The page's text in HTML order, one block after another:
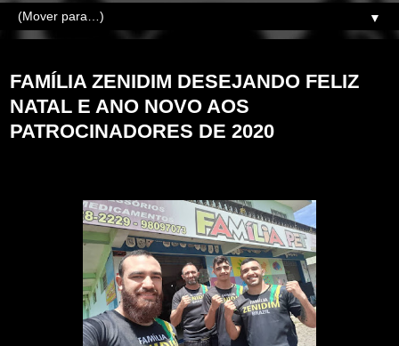
▼
FAMÍLIA ZENIDIM DESEJANDO FELIZ
NATAL E ANO NOVO AOS
PATROCINADORES DE 2020